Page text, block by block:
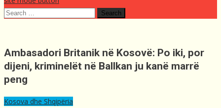
Search
Ambasadori Britanik në Kosovë: Po iki, por
dijeni, kriminelët në Ballkan ju kanë marrë
peng
Kosova dhe Shqipëria